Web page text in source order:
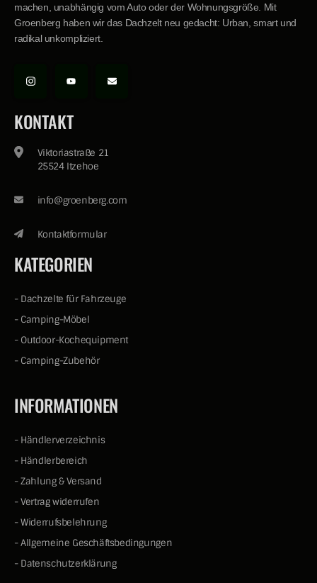
machen, unabhängig vom Auto oder der Wohnungsgröße. Mit
Groenberg haben wir das Dachzelt neu gedacht: Urban, smart und
radikal unkompliziert.
KONTAKT
Viktoriastraße 21
25524 Itzehoe
info@groenberg.com
Kontaktformular
KATEGORIEN
- Dachzelte für Fahrzeuge
- Camping-Möbel
- Outdoor-Kochequipment
- Camping-Zubehör
INFORMATIONEN
- Händlerverzeichnis
- Händlerbereich
-Zahlung & Versand
-Vertrag widerrufen
-Widerrufsbelehrung
-Allgemeine Geschäftsbedingungen
- Datenschutzerklärung